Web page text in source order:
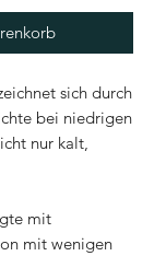
sich durch
bei niedrigen
nur kalt,
mit
mit wenigen